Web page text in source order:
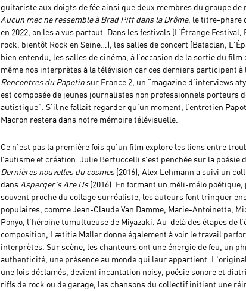
guitariste aux doigts de fée ainsi que deux membres du groupe de
Aucun mec ne ressemble à Brad Pitt dans la Drôme, le titre-phare
en 2022, on les a vus partout. Dans les festivals (L’Étrange Festival,
rock, bientôt Rock en Seine…), les salles de concert (Bataclan,
bien entendu, les salles de cinéma, à l’occasion de la sortie du film
même nos interprètes à la télévision car ces derniers participent à
Rencontres du Papotin sur France 2, un “magazine d’interviews
est composée de jeunes journalistes non professionnels porteurs
autistique”. S’il ne fallait regarder qu’un moment, l’entretien
Macron restera dans notre mémoire télévisuelle.
Ce n’est pas la première fois qu’un film explore les liens entre
l’autisme et création. Julie Bertuccelli s’est penchée sur la poésie
Dernières nouvelles du cosmos(2016), Alex Lehmann a suivi un
dans Asperger's Are Us(2016). En formant un méli-mélo
souvent proche du collage surréaliste, les auteurs font trinquer
populaires, comme Jean-Claude Van Damme, Marie-Antoinette,
Ponyo, l'héroïne tumultueuse de Miyazaki. Au-delà des étapes de
composition, Lætitia Møller donne également à voir le travail
interprètes. Sur scène, les chanteurs ont une énergie de feu, un
authenticité, une présence au monde qui leur appartient.
une fois déclamés, devient incantation noisy, poésie sonore et
riffs de rock ou de garage, les chansons du collectif initient une